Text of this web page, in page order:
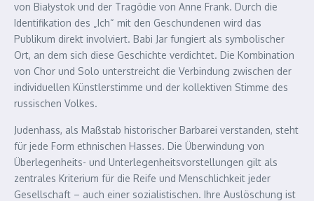
von Białystok und der Tragödie von Anne Frank. Durch die
Identifikation des „Ich“ mit den Geschundenen wird das
Publikum direkt involviert. Babi Jar fungiert als symbolischer
Ort, an dem sich diese Geschichte verdichtet. Die Kombination
von Chor und Solo unterstreicht die Verbindung zwischen der
individuellen Künstlerstimme und der kollektiven Stimme des
russischen Volkes.
Judenhass, als Maßstab historischer Barbarei verstanden, steht
für jede Form ethnischen Hasses. Die Überwindung von
Überlegenheits- und Unterlegenheitsvorstellungen gilt als
zentrales Kriterium für die Reife und Menschlichkeit jeder
Gesellschaft – auch einer sozialistischen. Ihre Auslöschung ist